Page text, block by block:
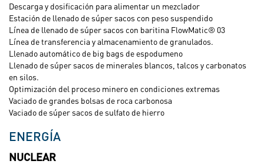
Descarga y dosificación para alimentar un mezclador
Estación de llenado de súper sacos con peso suspendido
Línea de llenado de súper sacos con baritina FlowMatic® 03
Línea de transferencia y almacenamiento de granulados.
Llenado automático de big bags de espodumeno
Llenado de súper sacos de minerales blancos, talcos y carbonatos
en silos.
Optimización del proceso minero en condiciones extremas
Vaciado de grandes bolsas de roca carbonosa
Vaciado de súper sacos de sulfato de hierro
ENERGÍA
NUCLEAR